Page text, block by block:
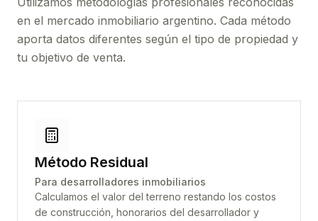
en el mercado inmobiliario argentino. Cada método
aporta datos diferentes según el tipo de propiedad y
tu objetivo de venta.
Método Residual
Para desarrolladores inmobiliarios
Calculamos el valor del terreno restando los costos
de construcción, honorarios del desarrollador y